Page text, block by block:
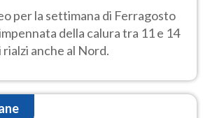
per la settimana di Ferragosto
della calura tra 11 e 14
anche al Nord.